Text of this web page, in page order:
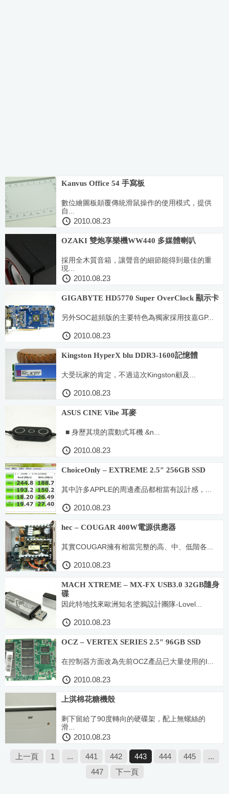
Kanvus Office 54 手寫板
數位繪圖板顛覆傳統滑鼠操作的使用模式，提供
自...
2010.08.23
OZAKI 雙炮享樂機WW440 多媒體喇叭
採用全木質音箱，讓聲音的細節能得到最佳的重
現...
2010.08.23
GIGABYTE HD5770 Super OverClock 顯示卡
另外SOC超頻版的主要特色為獨家採用技嘉GP...
2010.08.23
Kingston HyperX blu DDR3-1600記憶體
大受玩家的肯定，不過這次Kingston顧及...
2010.08.23
ASUS CINE Vibe 耳麥
■ 身歷其境的震動式耳機 &n...
2010.08.23
ChoiceOnly – EXTREME 2.5″ 256GB SSD
其中許多APPLE的周邊產品都相當有設計感，...
2010.08.23
hec – COUGAR 400W電源供應器
其實COUGAR擁有相當完整的高、中、低階各...
2010.08.23
MACH XTREME – MX-FX USB3.0 32GB隨身
碟
因此特地找來歐洲知名塗鴉設計團隊-Lovel...
2010.08.23
OCZ – VERTEX SERIES 2.5″ 96GB SSD
在控制器方面改為先前OCZ產品已大量使用的I...
2010.08.23
上淇棉花糖機殼
剩下留給了90度轉向的硬碟架，配上無螺絲的
滑...
2010.08.23
上一頁 1 ... 441 442 443 444 445
...
447
下一頁